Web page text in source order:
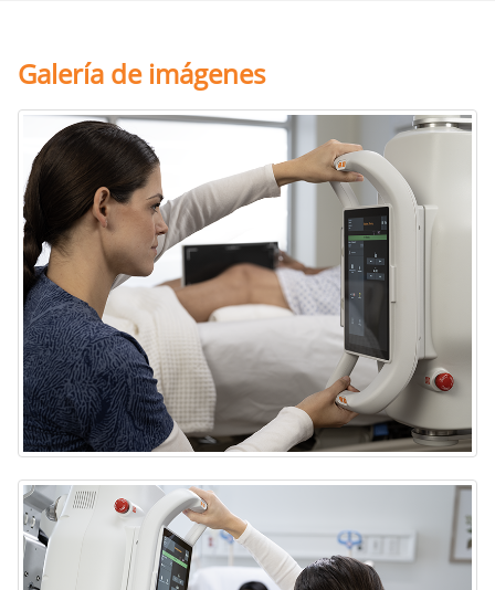
Galería de imágenes
Sistema portátil de rayos X DRX-Rise